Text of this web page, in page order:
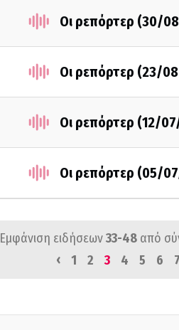
Οι ρεπόρτερ (30/
Οι ρεπόρτερ (23/
Οι ρεπόρτερ (12/
Οι ρεπόρτερ (05/
Εμφάνιση ειδήσεων33-48 από
‹
1 2 3 4 5 6 7